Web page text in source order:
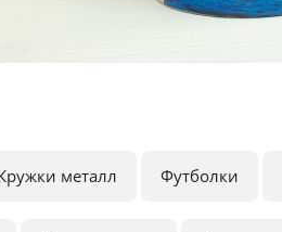
металл Футболки